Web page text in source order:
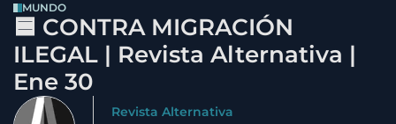
MUNDO
🟦 CONTRA MIGRACIÓN
ILEGAL | Revista Alternativa |
Ene 30
Revista Alternativa